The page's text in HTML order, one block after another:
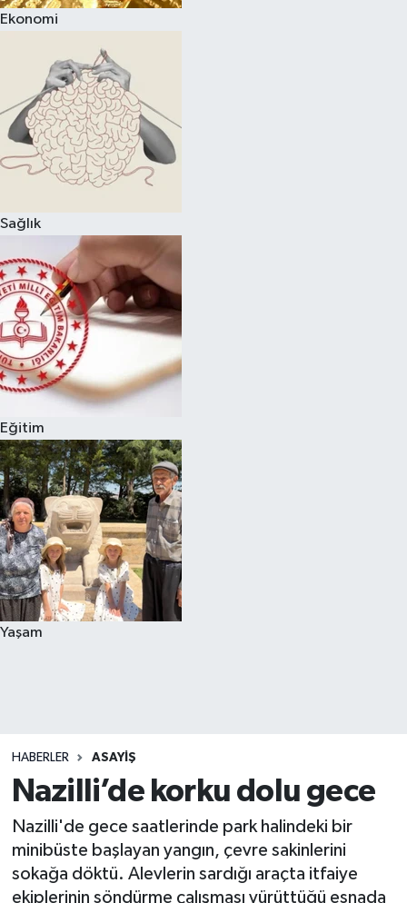
Ekonomi
Sağlık
Eğitim
Yaşam
HABERLER ASAYIŞ
Nazilli’de korku dolu gece
Nazilli'de gece saatlerinde park halindeki bir
minibüste başlayan yangın, çevre sakinlerini
sokağa döktü. Alevlerin sardığı araçta itfaiye
ekiplerinin söndürme çalışması yürüttüğü esnada